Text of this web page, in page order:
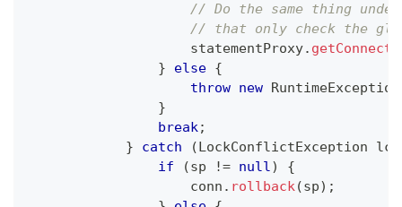
// Do the same thing
// that only check the
                    statementProxy
.
}
else {
throw new RuntimeException
}
break;
}
catch ( LockConflictException lce
if
(sp != null)
{
                    conn
. rollback(sp) ;